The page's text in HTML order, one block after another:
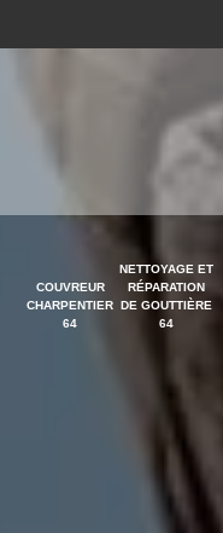
COUVREUR
CHARPENTIER
64
NETTOYAGE ET
RÉPARATION
DE GOUTTIÈRE
64